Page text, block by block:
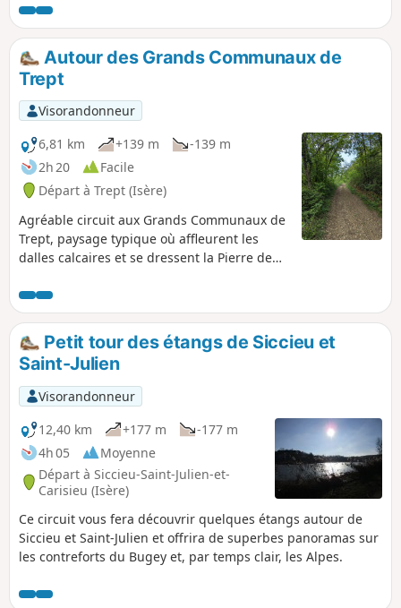
Plateau des Aviateurs où un avion militaire
s'est écrasé en 1944 puis un autre en 1969.
Une petite chapelle, des plaques
commémoratives et un panneau rappellent
ces faits. De larges panoramas sur les
plaines du Rhône et la chaîne des Alpes au
loin se découvrent tout au long du parcours.
Autour des Grands Communaux de
Trept
Visorandonneur
6,81 km
+139 m
-139 m
2h 20
Facile
Départ à Trept (Isère)
Agréable circuit aux Grands Communaux de
Trept, paysage typique où affleurent les
dalles calcaires et se dressent la Pierre de
sous ombrage et ne présentant aucune
difficulté.
Petit tour des étangs de Siccieu et
Saint-Julien
Visorandonneur
12,40 km
+177 m
-177 m
4h 05
Moyenne
Départ à Siccieu-Saint-Julien-et-
Carisieu (Isère)
Ce circuit vous fera découvrir quelques étangs autour de
Siccieu et Saint-Julien et offrira de superbes panoramas sur
les contreforts du Bugey et, par temps clair, les Alpes.